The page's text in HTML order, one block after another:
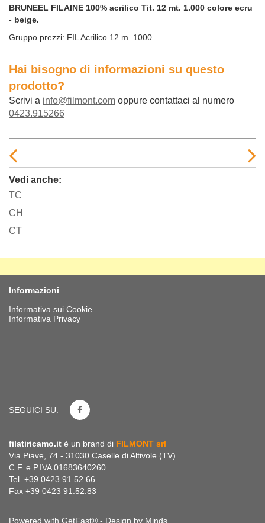
BRUNEEL FILAINE 100% acrilico Tit. 12 mt. 1.000 colore ecru
- beige.
Gruppo prezzi: FIL Acrilico 12 m. 1000
Hai bisogno di informazioni su questo
prodotto?
Scrivi a info@filmont.com oppure contattaci al numero
0423.915266
Vedi anche:
TC
CH
CT
Informazioni
Informativa sui Cookie
Informativa Privacy
SEGUICI SU:
filatiricamo.it è un brand di FILMONT srl
Via Piave, 74 - 31030 Caselle di Altivole (TV)
C.F. e P.IVA 01683640260
Tel. +39 0423 91.52.66
Fax +39 0423 91.52.83
Powered with GetFast® - Design by Minds